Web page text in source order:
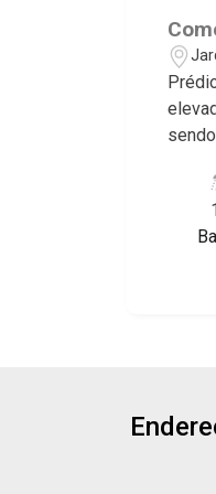
Boa
do
Alto
Città
Junqueira.